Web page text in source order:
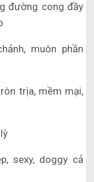
đường cong đầy
muôn phần
trịa, mềm mại,
sexy, doggy cả